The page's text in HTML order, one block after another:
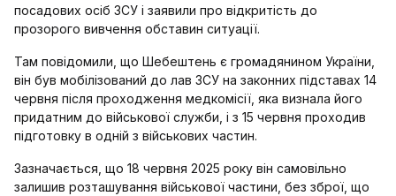
посадових осіб ЗСУ і заявили про відкритість до
прозорого вивчення обставин ситуації.
Там повідомили, що Шебештень є громадянином України,
він був мобілізований до лав ЗСУ на законних підставах 14
червня після проходження медкомісії, яка визнала його
придатним до військової служби, і з 15 червня проходив
підготовку в одній з військових частин.
Зазначається, що 18 червня 2025 року він самовільно
залишив розташування військової частини, без зброї, що